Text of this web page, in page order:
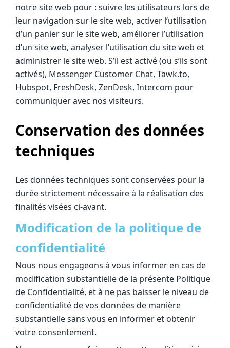
notre site web pour : suivre les utilisateurs lors de
leur navigation sur le site web, activer l’utilisation
d’un panier sur le site web, améliorer l’utilisation
d’un site web, analyser l’utilisation du site web et
administrer le site web. S’il est activé (ou s’ils sont
activés), Messenger Customer Chat, Tawk.to,
Hubspot, FreshDesk, ZenDesk, Intercom pour
communiquer avec nos visiteurs.
Conservation des données
techniques
Les données techniques sont conservées pour la
durée strictement nécessaire à la réalisation des
finalités visées ci-avant.
Modification de la politique de
confidentialité
Nous nous engageons à vous informer en cas de
modification substantielle de la présente Politique
de Confidentialité, et à ne pas baisser le niveau de
confidentialité de vos données de manière
substantielle sans vous en informer et obtenir
votre consentement.